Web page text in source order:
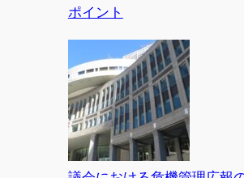
ポイント